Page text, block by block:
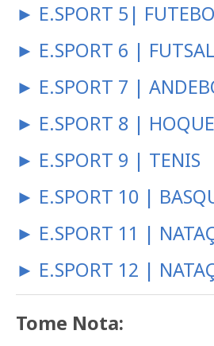
► E.SPORT 5|
► E.SPORT 6 | FUTSAL
► E.SPORT 7 |
► E.SPORT 8 |
► E.SPORT 9 | TENIS
► E.SPORT 10 |
► E.SPORT 11 |
► E.SPORT 12 |
Tome Nota: